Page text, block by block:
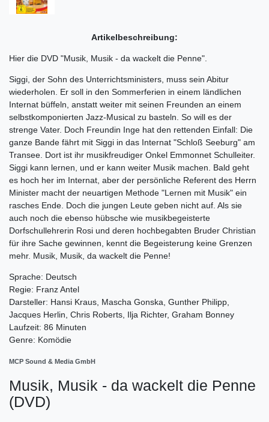
Artikelbeschreibung:
Hier die DVD "Musik, Musik - da wackelt die Penne".
Siggi, der Sohn des Unterrichtsministers, muss sein Abitur
wiederholen. Er soll in den Sommerferien in einem ländlichen
Internat büffeln, anstatt weiter mit seinen Freunden an einem
selbstkomponierten Jazz-Musical zu basteln. So will es der
strenge Vater. Doch Freundin Inge hat den rettenden Einfall: Die
ganze Bande fährt mit Siggi in das Internat "Schloß Seeburg" am
Transee. Dort ist ihr musikfreudiger Onkel Emmonnet Schulleiter.
Siggi kann lernen, und er kann weiter Musik machen. Bald geht
es hoch her im Internat, aber der persönliche Referent des Herrn
Minister macht der neuartigen Methode "Lernen mit Musik" ein
rasches Ende. Doch die jungen Leute geben nicht auf. Als sie
auch noch die ebenso hübsche wie musikbegeisterte
Dorfschullehrerin Rosi und deren hochbegabten Bruder Christian
für ihre Sache gewinnen, kennt die Begeisterung keine Grenzen
mehr. Musik, Musik, da wackelt die Penne!
Sprache: Deutsch
Regie: Franz Antel
Darsteller: Hansi Kraus, Mascha Gonska, Gunther Philipp,
Jacques Herlin, Chris Roberts, Ilja Richter, Graham Bonney
Laufzeit: 86 Minuten
Genre: Komödie
MCP Sound & Media GmbH
Musik, Musik - da wackelt die Penne
(DVD)